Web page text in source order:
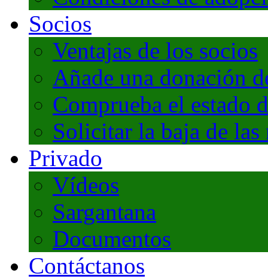
Socios
Ventajas de los socios
Añade una donación
Comprueba el estado
Solicitar la baja de
Privado
Vídeos
Sargantana
Documentos
Contáctanos